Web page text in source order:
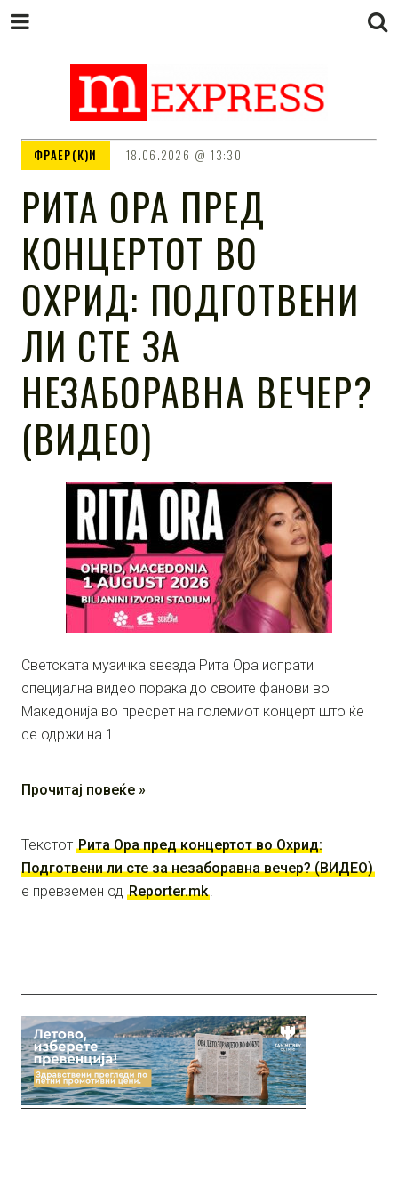
M EXPRESS
ФРАЕР(К)И 18.06.2026 13:30
РИТА ОРА ПРЕД
КОНЦЕРТОТ ВО
ОХРИД: ПОДГОТВЕНИ
ЛИ СТЕ ЗА
НЕЗАБОРАВНА ВЕЧЕР?
(ВИДЕО)
Светската музичка ѕвезда Рита Ора испрати
специјална видео порака до своите фанови во
Македонија во пресрет на големиот концерт што ќе
се одржи на 1 …
Прочитај повеќе »
Текстот Рита Ора пред концертот во Охрид:
Подготвени ли сте за незаборавна вечер? (ВИДЕО)
е превземен од Reporter.mk.